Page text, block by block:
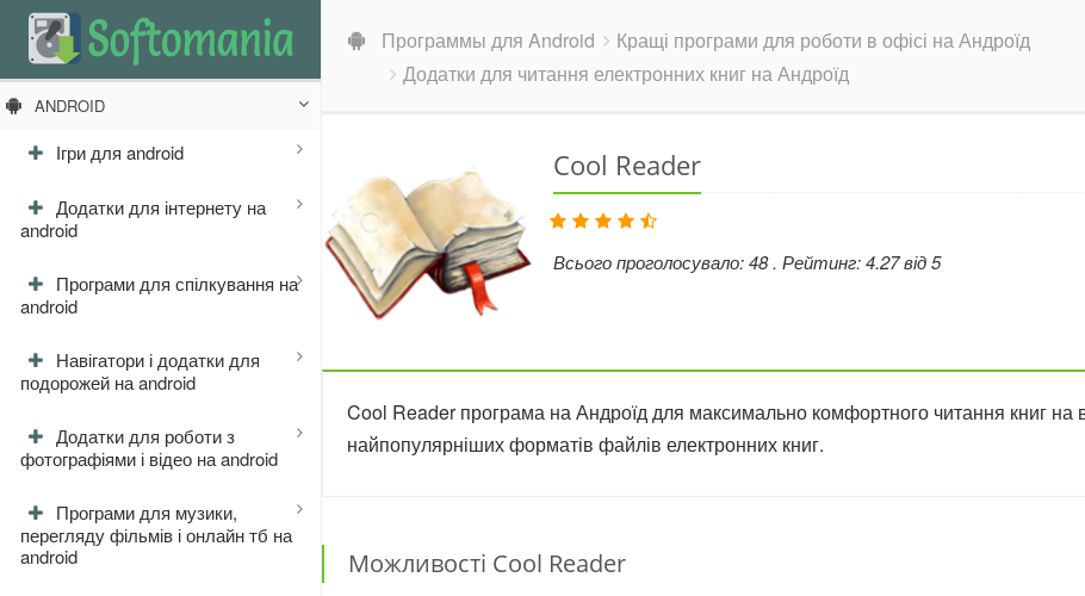
Программы для Android
Кращі програми для роботи в офісі на Андроїд
Додатки для читання електронних книг на Андроїд
Cool Reader
Всього проголосувало:48. Рейтинг:4.27від5
Cool Reader програма на Андроїд для максимально комфортного читання книг на
найпопулярніших форматів файлів електронних книг.
Можливості Cool Reader
ANDROID
Ігри для android
Додатки для інтернету на
android
Програми для спілкування на
android
Навігатори і додатки для
подорожей на android
Додатки для роботи з
фотографіями і відео на android
Програми для музики,
перегляду фільмів і онлайн тб на
android